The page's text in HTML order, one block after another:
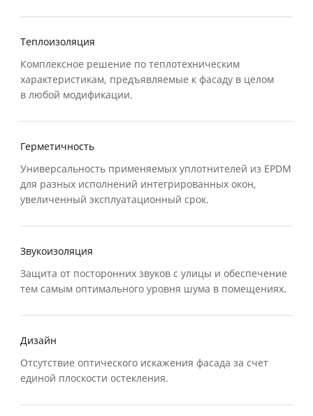
Теплоизоляция
Комплексное решение по теплотехническим
характеристикам, предъявляемые к фасаду в целом
в любой модификации.
Герметичность
Универсальность применяемых уплотнителей из EPDM
для разных исполнений интегрированных окон,
увеличенный эксплуатационный срок.
Звукоизоляция
Защита от посторонних звуков с улицы и обеспечение
тем самым оптимального уровня шума в помещениях.
Дизайн
Отсутствие оптического искажения фасада за счет
единой плоскости остекления.